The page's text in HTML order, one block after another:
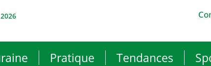
Pratique Tendances